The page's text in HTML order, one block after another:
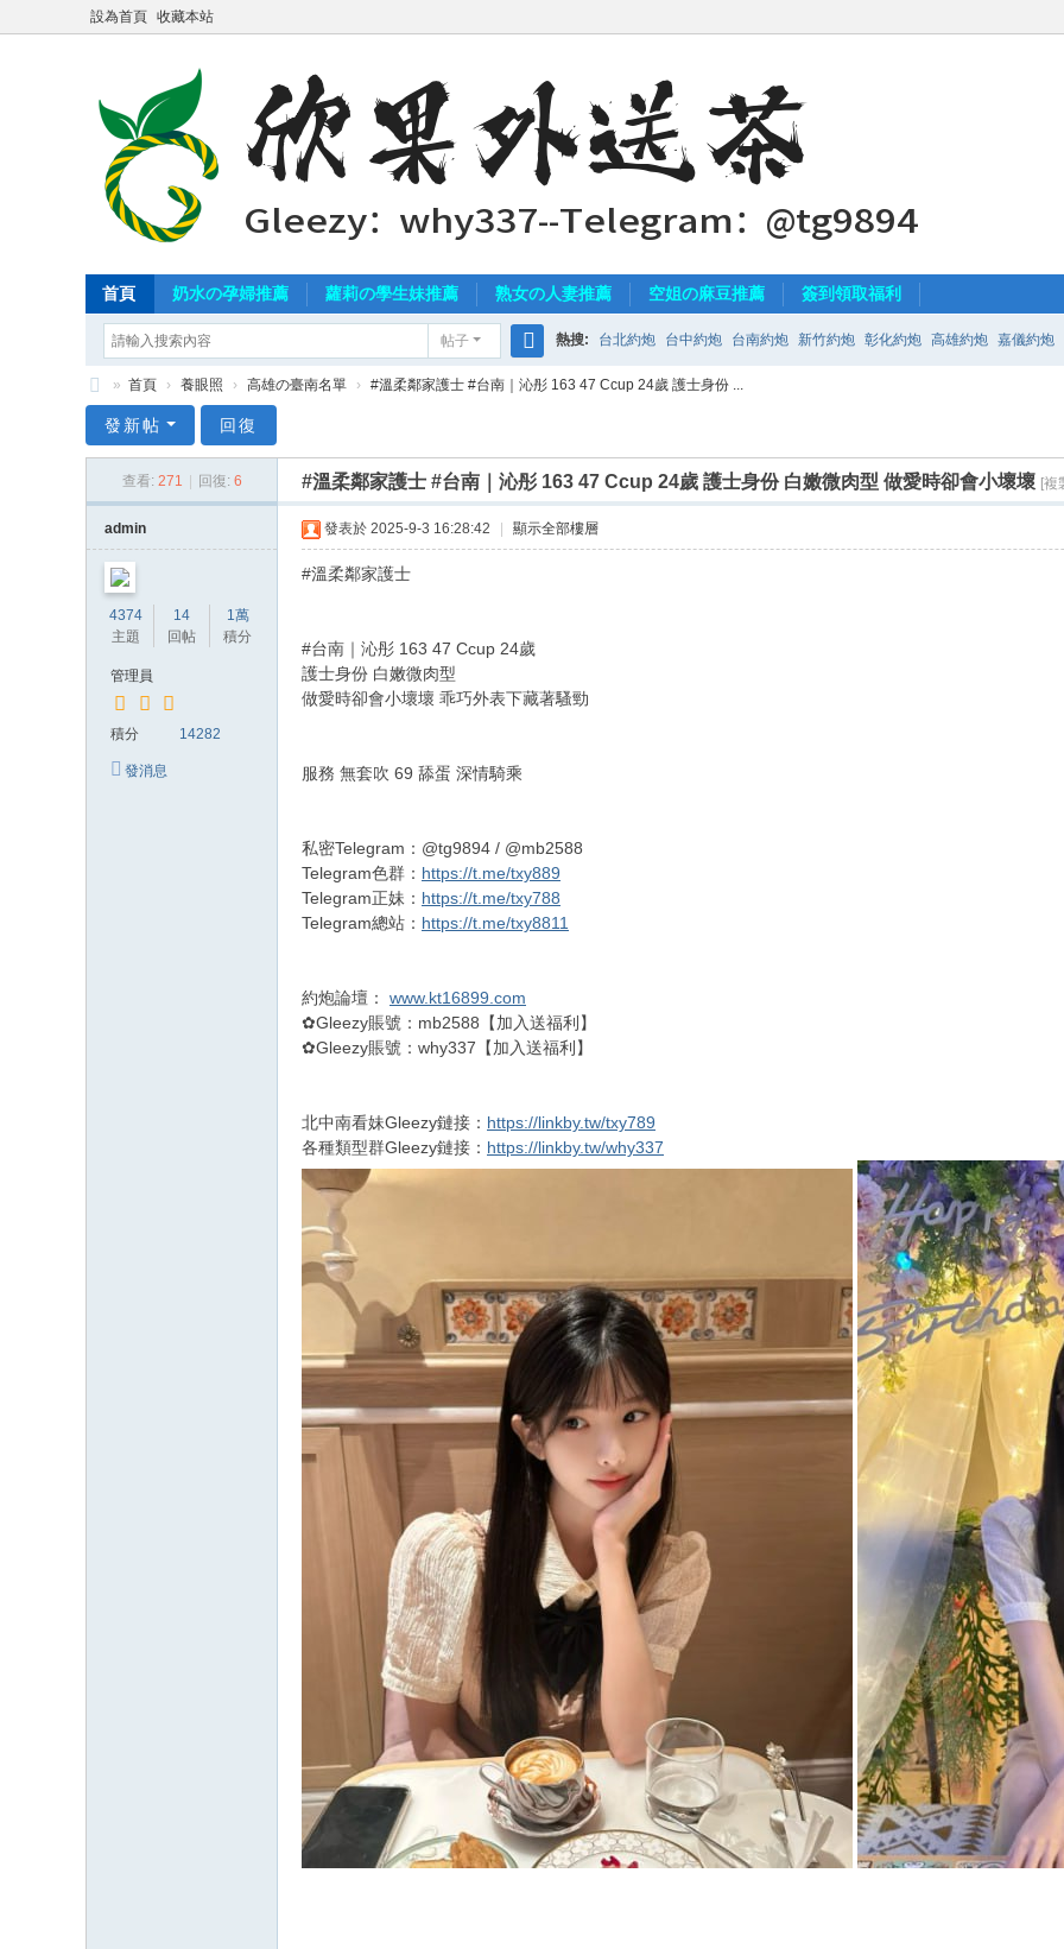
設為首頁 收藏本站
首頁 奶水の孕婦推薦 蘿莉の學生妹推薦 熟女の人妻推薦 空姐の麻豆推薦 簽到領取福利
帖子
搜
熱搜: 台北約炮 台中約炮 台南約炮 新竹約炮 彰化約炮 高雄約炮 嘉儀約炮
中
» 首頁 › 養眼照 › 高雄の臺南名單 › #溫柔鄰家護士 #台南｜沁彤 163 47 Ccup 24歲 護士身份 ...
發新帖 回復
查看: 271 回復: 6 #溫柔鄰家護士 #台南｜沁彤 163 47 Ccup 24歲 護士身份 白嫩微肉型 做愛時卻會小壞壞 [複
admin
4374
主題
14
回帖
1萬
積分
管理員
積分 14282
發消息
發表於 2025-9-3 16:28:42 顯示全部樓層
#溫柔鄰家護士
#台南｜沁彤 163 47 Ccup 24歲
護士身份 白嫩微肉型
做愛時卻會小壞壞 乖巧外表下藏著騷勁
服務 無套吹 69 舔蛋 深情騎乘
私密Telegram：@tg9894 / @mb2588
Telegram色群： https://t.me/txy889
Telegram正妹： https://t.me/txy788
Telegram總站： https://t.me/txy8811
約炮論壇： www.kt16899.com
✿Gleezy賬號：mb2588【加入送福利】
✿Gleezy賬號：why337【加入送福利】
北中南看妹Gleezy鏈接： https://linkby.tw/txy789
各種類型群Gleezy鏈接： https://linkby.tw/why337